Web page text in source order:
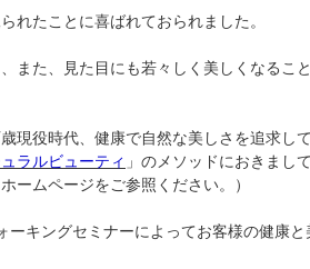
れたことに喜ばれておられました。
また、見た目にも若々しく美しくなるこ
現役時代、健康で自然な美しさを追求して
ラルビューティ 」のメソッドにおきまし
ームページをご参照ください。）
キングセミナーによってお客様の健康と